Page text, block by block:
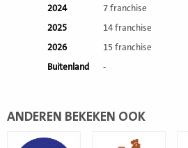
2024
7 franchise
2025
14 franchise
2026
15 franchise
Buitenland
-
ANDEREN BEKEKEN OOK
Lees